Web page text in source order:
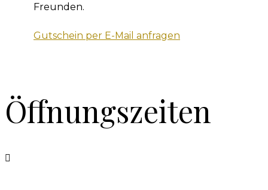
Freunden.
Gutschein per E-Mail anfragen
Öffnungszeiten